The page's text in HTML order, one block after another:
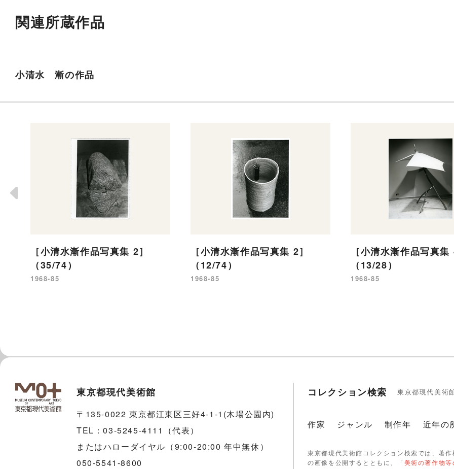
関連所蔵作品
小清水 漸の作品
［小清水漸作品写真集 2］
（35/74）
1968-85
［小清水漸作品写真集 2］
（12/74）
1968-85
［小清水漸作品写真
（13/28）
1968-85
東京都現代美術館
〒135-0022 東京都江東区三好4-1-1(木場公園内)
TEL：03-5245-4111（代表）
またはハローダイヤル（9:00-20:00 年中無休）
050-5541-8600
コレクション検索 東京都現代美術
作家 ジャンル 制作年 近年の
東京都現代美術館コレクション検索では、著
の画像を公開するとともに、「美術の著作物